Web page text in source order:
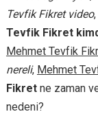
Tevfik Fikret video,
Tevfik Fikret
Mehmet Tevfik
nereli, Mehmet
Fikretne zaman
nedeni?